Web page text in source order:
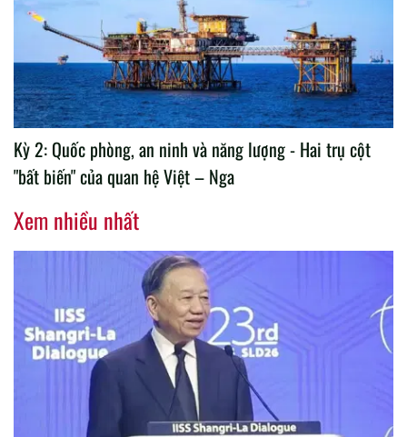
Kỳ 2: Quốc phòng, an ninh và năng lượng - Hai trụ cột
"bất biến" của quan hệ Việt – Nga
Xem nhiều nhất